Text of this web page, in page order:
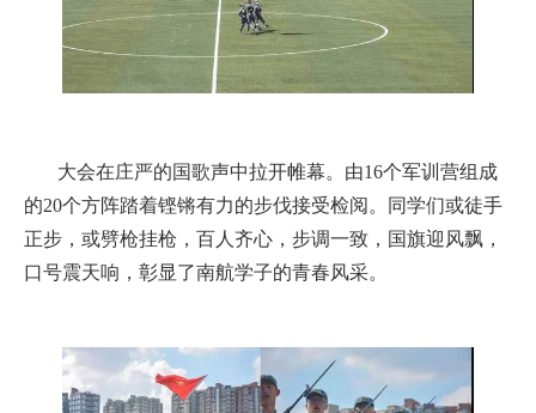
大会在庄严的国歌声中拉开帷幕。由16个军训营组成
的20个方阵踏着铿锵有力的步伐接受检阅。同学们或徒手
正步，或劈枪挂枪，百人齐心，步调一致，国旗迎风飘，
口号震天响，彰显了南航学子的青春风采。